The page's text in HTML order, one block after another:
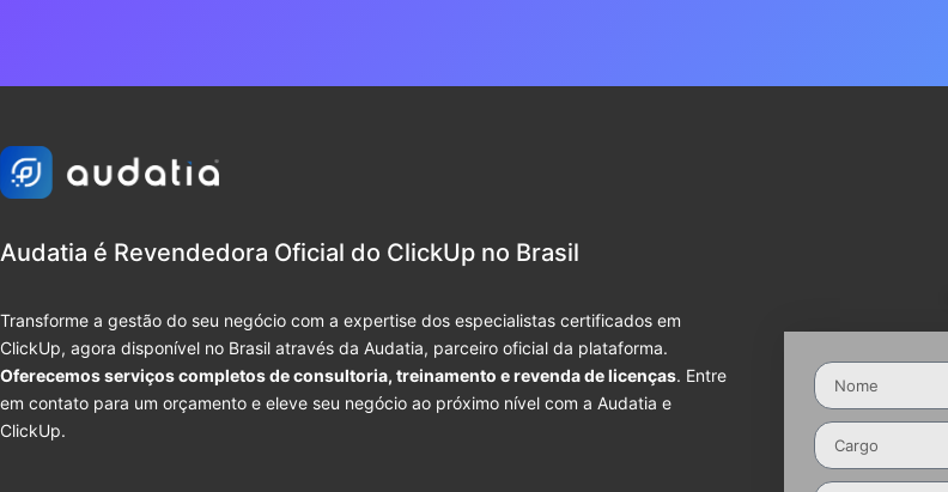
Audatia é Revendedora Oficial do ClickUp no Brasil
Transforme a gestão do seu negócio com a expertise dos especialistas certificados em
ClickUp, agora disponível no Brasil através da Audatia, parceiro oficial da plataforma.
Oferecemos serviços completos de consultoria, treinamento e revenda de licenças. Entre
em contato para um orçamento e eleve seu negócio ao próximo nível com a Audatia e
ClickUp.